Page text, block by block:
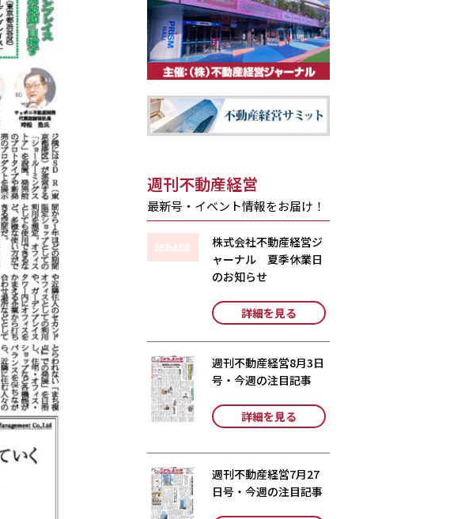
週刊不動産経営
最新号・イベント情報をお届け！
株式会社不動産経営ジ
ャーナル 夏季休業日
のお知らせ
詳細を見る
週刊不動産経営8月3日
号・今週の注目記事
詳細を見る
週刊不動産経営7月27
日号・今週の注目記事